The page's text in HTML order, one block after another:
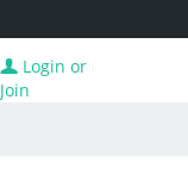
Login or
Join